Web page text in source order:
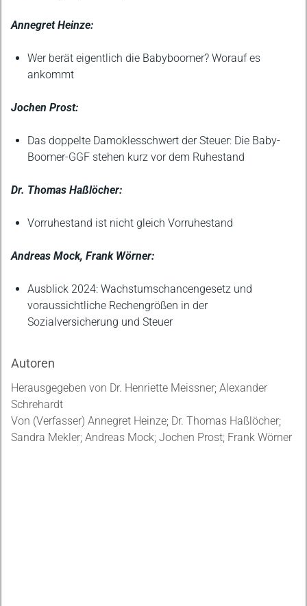
Annegret Heinze:
Wer berät eigentlich die Babyboomer? Worauf es
ankommt
Jochen Prost:
Das doppelte Damoklesschwert der Steuer: Die Baby-
Boomer-GGF stehen kurz vor dem Ruhestand
Dr. Thomas Haßlöcher:
Vorruhestand ist nicht gleich Vorruhestand
Andreas Mock, Frank Wörner:
Ausblick 2024: Wachstumschancengesetz und
voraussichtliche Rechengrößen in der
Sozialversicherung und Steuer
Autoren
Herausgegeben von Dr. Henriette Meissner; Alexander
Schrehardt
Von (Verfasser) Annegret Heinze; Dr. Thomas Haßlöcher;
Sandra Mekler; Andreas Mock; Jochen Prost; Frank Wörner